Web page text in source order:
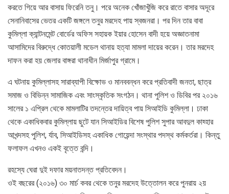
করতে গিয়ে আর বাসায় ফিরেনি তনু। পরে অনেক খোঁজাখুঁজি করে রাতে বাসার অদূরে
সেনানিবাসের ভেতর একটি জঙ্গলে তনুর মরদেহ পায় স্বজনরা। পর দিন তার বাবা
কুমিল্লা ক্যান্টনমেন্ট বোর্ডের অফিস সহায়ক ইয়ার হোসেন বাদী হয়ে অজ্ঞাতনামা
আসামিদের বিরুদ্ধে কোতয়ালী মডেল থানায় হত্যা মামলা দায়ের করেন। তার মরদেহ
দাফন করা হয় জেলার বাঙ্গরা থানাধীন মির্জাপুর গ্রামে।
এ ঘটনায় কুমিল্লাসহ সারাব্যাপী বিক্ষোভ ও মানববন্ধন করে প্রতিবাদী জনতা, ছাত্র
সমাজ ও বিভিন্ন সামাজিক এবং সাংস্কৃতিক সংগঠন। থানা পুলিশ ও ডিবির পর ২০১৬
সালের ১ এপ্রিল থেকে মামলাটির তদন্তের দায়িত্ব পায় সিআইডি কুমিল্লা। ঢাকা
থেকে একাধিকবার কুমিল্লায় ছুটে যান সিআইডির বিশেষ পুলিশ সুপার আবদুল কাহ্হার
আখন্দসহ পুলিশ, র্যাব, সিআইডিসহ একাধিক গোয়েন্দা সংস্থার পদস্থ কর্মকর্তরা। কিন্তু
ফলাফল এখনও একই বৃত্তে বন্দি।
রহস্যে ঘেরা দুই দফার ময়নাতদন্ত প্রতিবেদন।
ওই বছরের (২০১৬) ৩০ মার্চ কবর থেকে তনুর মরদেহ উত্তোলন করে পুনরায় ২য়